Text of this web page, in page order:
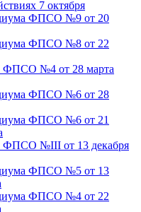
7 октября
ФПСО №9 от 20
ФПСО №8 от 22
ФПСО №4 от 28 марта
ФПСО №6 от 28
ФПСО №6 от 21
ФПСО №III от 13 декабря
ФПСО №5 от 13
ФПСО №4 от 22